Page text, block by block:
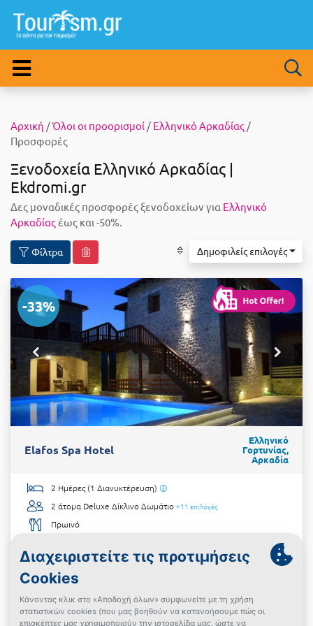
Αρχική /Όλοι οι προορισμοί / Ελληνικό Αρκαδίας /
Προσφορές
Ξενοδοχεία Ελληνικό Αρκαδίας |
Ekdromi.gr
Δες μοναδικές προσφορές ξενοδοχείων για Ελληνικό
Αρκαδίας έως και -50%.
Φίλτρα Δημοφιλείς επιλογές
-33%
Elafos Spa Hotel
Ελληνικό
Γορτυνίας,
Αρκαδία
2 Ημέρες (1 Διανυκτέρευση)
2 άτομα Deluxe Δίκλινο Δωμάτιο +11 επιλογές
Πρωινό
Με την αγορά 2 διανυκτερεύσεων και άνω δίδεται ΔΩΡΟ
επιπλέον 1 διανυκτέρευση!
Με την αγορά 3 διανυκτερεύσεων δίδονται ΔΩΡΟ 2 neck
Δωμάτια με τζάκι!
€225